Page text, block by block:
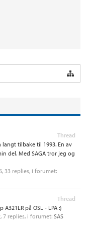
Thread
tilbake til 1993. En av
del. Med SAGA tror jeg og
, 33 replies, i forumet:
Thread
på OSL - LPA :)
, 7 replies, i forumet: SAS